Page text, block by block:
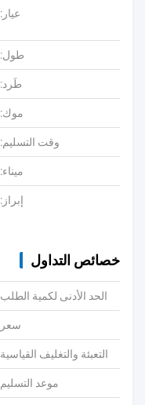
عيار:
طول:
طَرد:
موك:
وقت التسليم:
ميناء:
إبراز:
خصائص التداول
الحد الأدنى لكمية الطلب
سعر
التعبئة والتغليف القياسية
موعد التسليم